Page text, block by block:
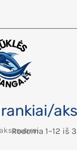
Rodoma 1–12 iš